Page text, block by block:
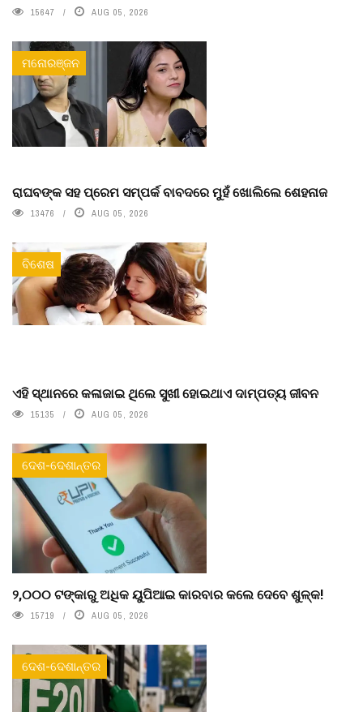
15647 AUG 05, 2026
ମନୋରଞ୍ଜନ
ରାଘବଙ୍କ ସହ ପ୍ରେମ ସମ୍ପର୍କ ବାବଦରେ ମୁହଁ ଖୋଲିଲେ ଶେହନାଜ
13476 AUG 05, 2026
ବିଶେଷ
ଏହି ସ୍ଥାନରେ କଳାଜାଇ ଥିଲେ ସୁଖୀ ହୋଇଥାଏ ଦାମ୍ପତ୍ୟ ଜୀବନ
15135 AUG 05, 2026
ଦେଶ-ଦେଶାନ୍ତର
୨,୦୦୦ ଟଙ୍କାରୁ ଅଧିକ ୟୁପିଆଇ କାରବାର କଲେ ଦେବେ ଶୁଳ୍କ!
15719 AUG 05, 2026
ଦେଶ-ଦେଶାନ୍ତର